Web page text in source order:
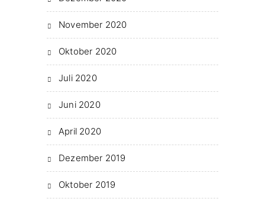
November 2020
Oktober 2020
Juli 2020
Juni 2020
April 2020
Dezember 2019
Oktober 2019